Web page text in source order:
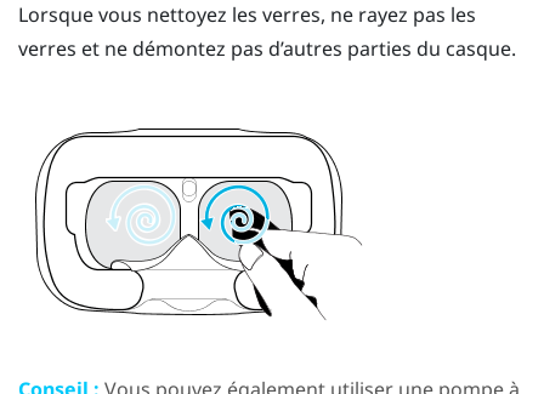
Lorsque vous nettoyez les verres, ne rayez pas les
verres et ne démontez pas d’autres parties du casque.